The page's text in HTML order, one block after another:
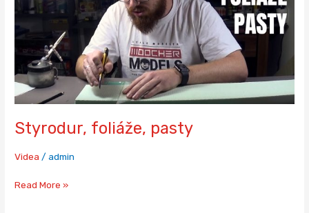
Styrodur, foliáže, pasty
Videa /admin
Read More »